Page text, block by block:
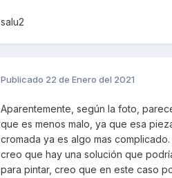
salu2
Publicado 22 de Enero del 2021
Aparentemente, según la foto,
que es menos malo, ya que esa
cromada ya es algo mas
creo que hay una solución que
para pintar, creo que en este caso